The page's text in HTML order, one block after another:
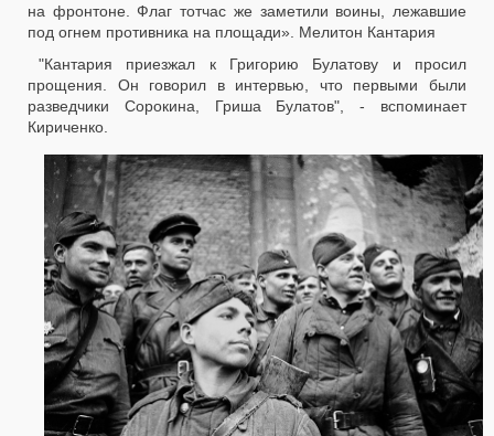
на фронтоне. Флаг тотчас же заметили воины, лежавшие
под огнем противника на площади». Мелитон Кантария
"Кантария приезжал к Григорию Булатову и просил
прощения. Он говорил в интервью, что первыми были
разведчики Сорокина, Гриша Булатов", - вспоминает
Кириченко.